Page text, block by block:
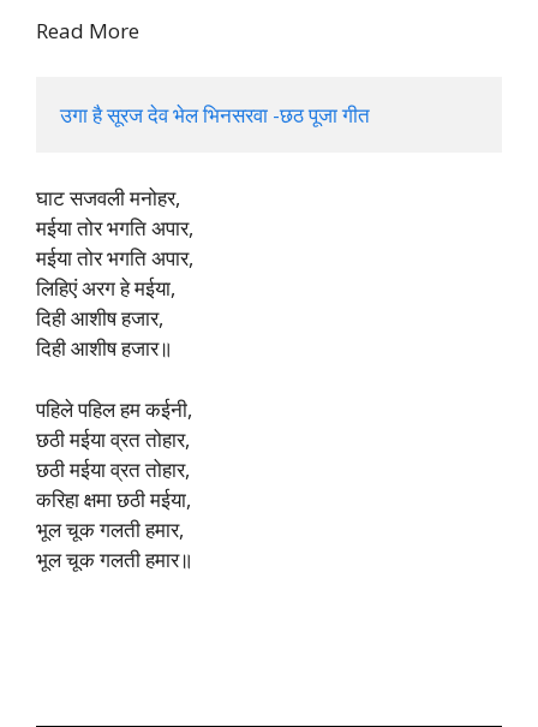
Read More
उगा है सूरज देव भेल भिनसरवा -छठ पूजा गीत
घाट सजवली मनोहर,
मईया तोर भगति अपार,
मईया तोर भगति अपार,
लिहिएं अरग हे मईया,
दिही आशीष हजार,
दिही आशीष हजार॥
पहिले पहिल हम कईनी,
छठी मईया व्रत तोहार,
छठी मईया व्रत तोहार,
करिहा क्षमा छठी मईया,
भूल चूक गलती हमार,
भूल चूक गलती हमार॥